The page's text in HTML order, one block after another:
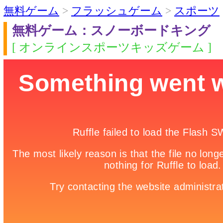
無料ゲーム > フラッシュゲーム > スポーツ
無料ゲーム：スノーボードキング
[ オンラインスポーツキッズゲーム ]